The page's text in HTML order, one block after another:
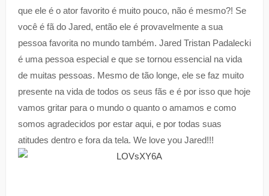
que ele é o ator favorito é muito pouco, não é mesmo?! Se
você é fã do Jared, então ele é provavelmente a sua
pessoa favorita no mundo também. Jared Tristan Padalecki
é uma pessoa especial e que se tornou essencial na vida
de muitas pessoas. Mesmo de tão longe, ele se faz muito
presente na vida de todos os seus fãs e é por isso que hoje
vamos gritar para o mundo o quanto o amamos e como
somos agradecidos por estar aqui, e por todas suas
atitudes dentro e fora da tela. We love you Jared!!!